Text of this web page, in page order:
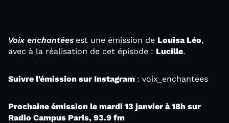
Voix enchantées est une émission de Louisa Léo,
avec à la réalisation de cet épisode : Lucille.
Suivre l'émission sur Instagram : voix_enchantees
Prochaine émission le mardi 13 janvier à 18h sur
Radio Campus Paris, 93.9 fm